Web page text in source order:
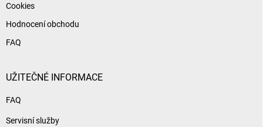
Cookies
Hodnocení obchodu
FAQ
UŽITEČNÉ INFORMACE
FAQ
Servisní služby